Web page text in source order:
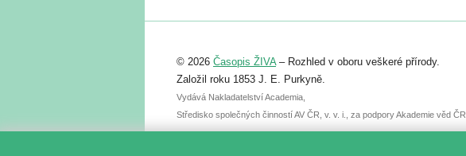
Registrovat se můžete do 6. září.
abstraktu přihlášené přednášky nebo
posteru je už 30. června.
© 2026 Časopis ŽIVA– Rozhled v oboru veškeré přírody.
Založil roku 1853 J. E. Purkyně.
Vydává Nakladatelství Academia,
Středisko společných činností AV ČR, v. v. i., za podpory Akademie věd ČR.